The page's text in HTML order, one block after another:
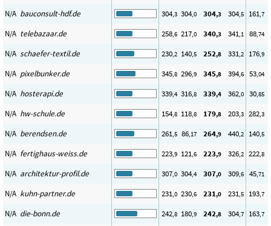
N/A bauconsult-hdf.de 304,3 304,0 304,3 304,5 161,7
N/A telebazaar.de 258,6 217,0 340,3 341,1 88,74
N/A schaefer-textil.de 230,2 140,5 252,8 331,2 176,9
N/A pixelbunker.de 345,8 296,9 345,8 394,6 53,04
N/A hosterapi.de 339,4 316,8 339,4 362,0 30,85
N/A hw-schule.de 154,8 118,8 179,8 203,3 282,3
N/A berendsen.de 261,5 86,17 264,9 440,2 140,5
N/A fertighaus-weiss.de 223,9 121,6 223,9 326,2 222,8
N/A architektur-profil.de 307,0 304,4 307,0 309,6 45,71
N/A kuhn-partner.de 231,0 230,6 231,0 231,5 193,7
N/A die-bonn.de 242,8 180,9 242,8 304,7 163,7